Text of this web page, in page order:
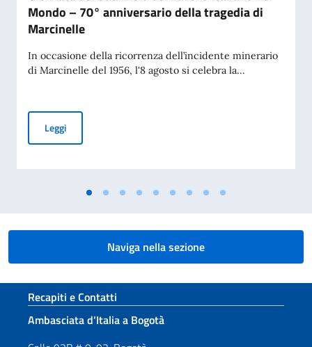
Mondo – 70° anniversario della tragedia di
Marcinelle
In occasione della ricorrenza dell’incidente minerario
di Marcinelle del 1956, l'8 agosto si celebra la...
LeggiGiornata del Sacrificio del Lavoro Italiano nel Mondo –
Naviga nella sezione
Sezione footer
Recapiti e Contatti
Ambasciata d’Italia a Bogotà